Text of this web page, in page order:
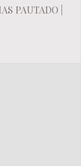
PAUTADO |